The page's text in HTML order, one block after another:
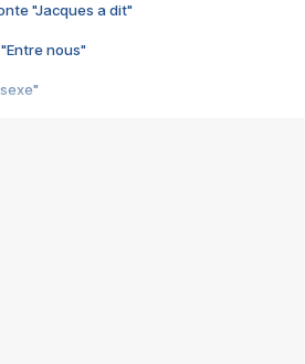
"Jacques a dit"
nous"